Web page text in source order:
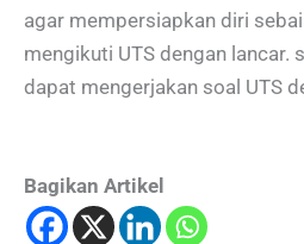
agar mempersiapkan diri
mengikuti UTS dengan lancar.
dapat mengerjakan soal UTS
Bagikan Artikel